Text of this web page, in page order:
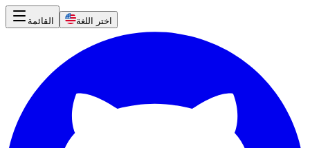
القائمة اختر اللغة